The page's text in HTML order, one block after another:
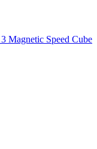
Magnetic Speed Cube